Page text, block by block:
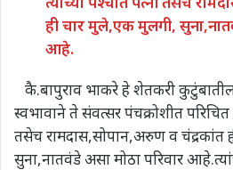
ही चार मुले,एक मुलगी,
आहे.
कै.बापुराव भाकरे हे शेतकरी
स्वभावाने ते संवत्सर पंचक्रोशीत परिचित
तसेच रामदास,सोपान,अरुण व चंद्रकांत
सुना,नातवंडे असा मोठा परिवार